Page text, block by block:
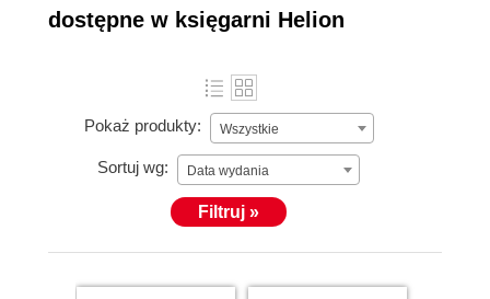
technologiom związanym z WWW, gdzie
koncentruje się na pisaniu książek, artykułów,
O’Reilly Media jako dyrektor do spraw projektów
specjalnych, tworząc warsztaty i kursy internetowe
poświęcone wielu zagadnieniom technicznym, i tam
odkryła pasję, którą jest tworzenie materiałów
edukacyjnych pomagających zrozumieć
technologię. Przed pracą dla O’Reilly Elisabeth
rozsiewała magiczny pył w firmie The Wald Disney
dostępne w księgarni Helion
Pokaż produkty: Wszystkie
Sortuj wg: Data wydania
Filtruj »